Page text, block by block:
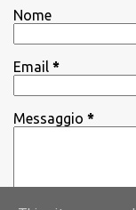
i
Nome
Email *
Messaggio *